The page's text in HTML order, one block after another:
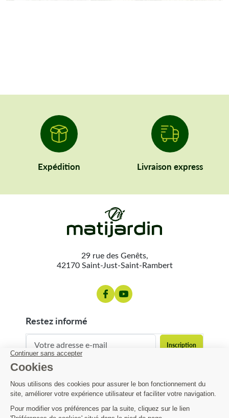
Expédition Livraison express
29 rue des Genêts,
42170 Saint-Just-Saint-Rambert
restez informé
contact@matijardin.fr 04 81 120 120
Matijardin